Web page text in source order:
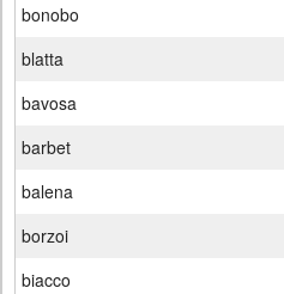
bonobo
blatta
bavosa
barbet
balena
borzoi
biacco